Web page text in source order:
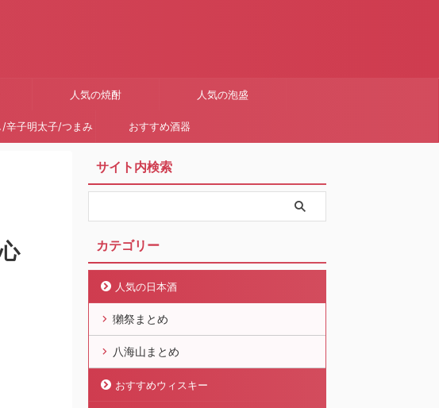
人気の焼酎 人気の泡盛
/辛子明太子/つまみ おすすめ酒器
サイト内検索
カテゴリー
人気の日本酒
獺祭まとめ
八海山まとめ
おすすめウィスキー